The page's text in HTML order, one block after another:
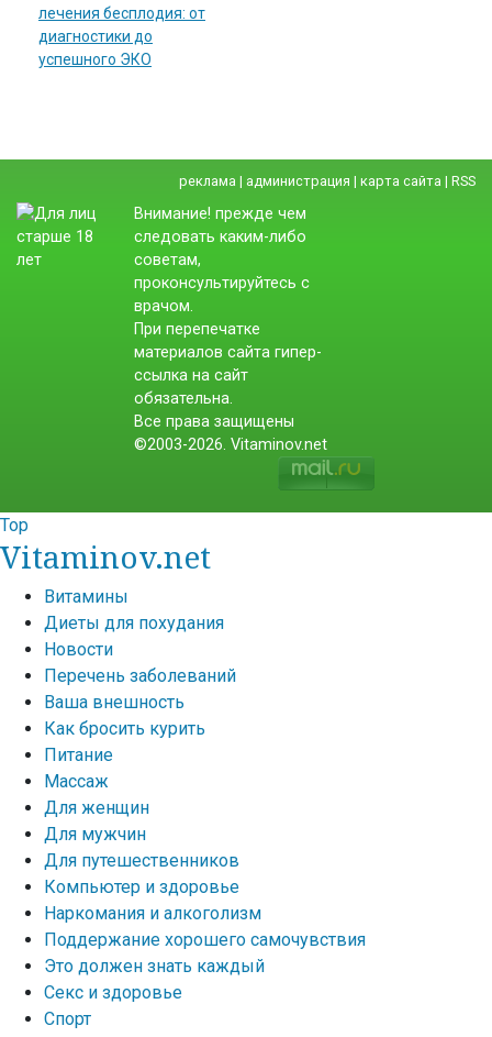
лечения бесплодия: от
диагностики до
успешного ЭКО
реклама | администрация | карта сайта | RSS
Внимание! прежде чем
следовать каким-либо
советам,
проконсультируйтесь с
врачом.
При перепечатке
материалов сайта гипер-
ссылка на сайт
обязательна.
Все права защищены
©2003-2026. Vitaminov.net
Top
Vitaminov.net
Витамины
Диеты для похудания
Новости
Перечень заболеваний
Ваша внешность
Как бросить курить
Питание
Массаж
Для женщин
Для мужчин
Для путешественников
Компьютер и здоровье
Наркомания и алкоголизм
Поддержание хорошего самочувствия
Это должен знать каждый
Секс и здоровье
Спорт